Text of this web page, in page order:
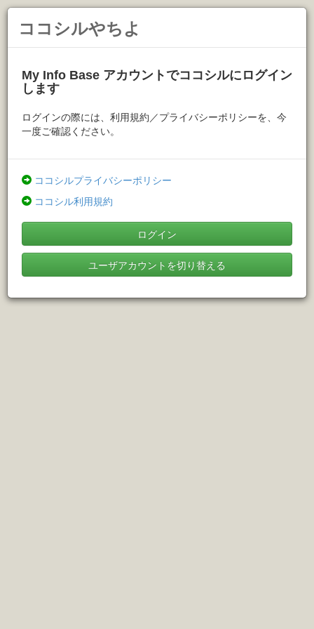
ココシルやちよ
My Info Base アカウントでココシルにログイン
します
ログインの際には、利用規約／プライバシーポリシーを、今
一度ご確認ください。
ココシルプライバシーポリシー
ココシル利用規約
ログイン
ユーザアカウントを切り替える